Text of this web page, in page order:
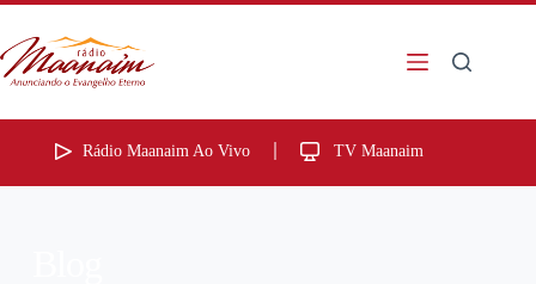
Rádio Maanaim Ao Vivo TV Maanaim